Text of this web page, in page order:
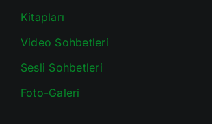
Kitapları
Video Sohbetleri
Sesli Sohbetleri
Foto-Galeri